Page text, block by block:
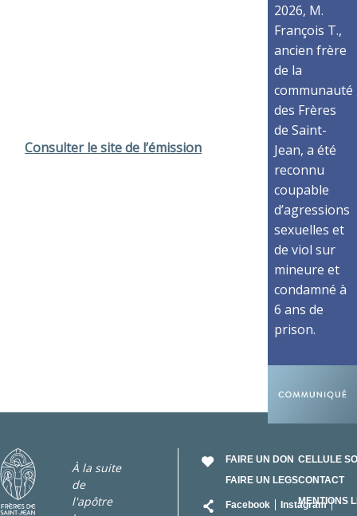
Consulter le site de l’émission
2026, M.
François T.,
ancien frère
de la
communauté
des Frères
de Saint-
Jean, a été
reconnu
coupable
d’agressions
sexuelles et
de viol sur
mineure et
condamné à
6 ans de
prison.
À la suite
de
l'apôtre
FAIRE UN DON
FAIRE UN LEGS
Facebook
Instagram
CELLULE
CONTACT
MENTIONS